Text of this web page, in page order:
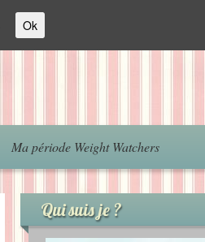
Ma période Weight Watchers
Qui suis je ?
Ok